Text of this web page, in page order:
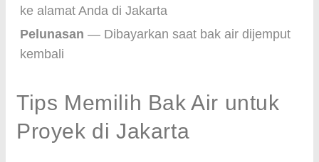
ke alamat Anda di Jakarta
Pelunasan — Dibayarkan saat bak air dijemput
kembali
Tips Memilih Bak Air untuk
Proyek di Jakarta